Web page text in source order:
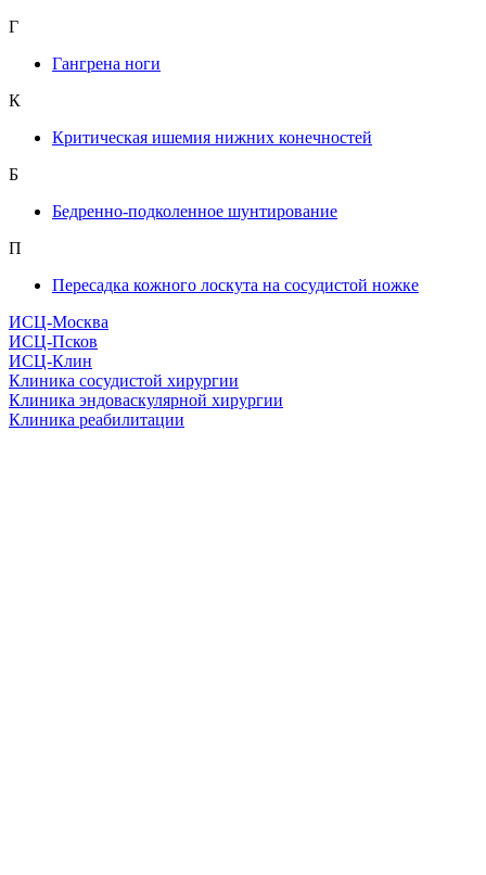
Г
Гангрена ноги
К
Критическая ишемия нижних конечностей
Б
Бедренно-подколенное шунтирование
П
Пересадка кожного лоскута на сосудистой ножке
ИСЦ-Москва
ИСЦ-Псков
ИСЦ-Клин
Клиника сосудистой хирургии
Клиника эндоваскулярной хирургии
Клиника реабилитации